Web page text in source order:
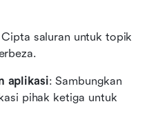
Cipta saluran untuk topik
aplikasi: Sambungkan
pihak ketiga untuk